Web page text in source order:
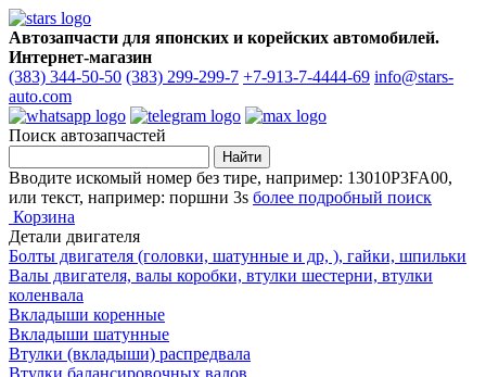
Автозапчасти для японских и корейских автомобилей.
Интернет-магазин
(383) 344-50-50 (383) 299-299-7 +7-913-7-4444-69 info@stars-
auto.com
Поиск автозапчастей
Вводите искомый номер без тире, например: 13010P3FA00,
или текст, например: поршни 3s более подробный поиск
Корзина
Детали двигателя
Болты двигателя (головки, шатунные и др, ), гайки, шпильки
Валы двигателя, валы коробки, втулки шестерни, втулки
коленвала
Вкладыши коренные
Вкладыши шатунные
Втулки (вкладыши) распредвала
Втулки балансировочных валов